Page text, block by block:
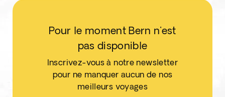
Pour le moment Bern n'est
pas disponible
Inscrivez-vous à notre newsletter
pour ne manquer aucun de nos
meilleurs voyages